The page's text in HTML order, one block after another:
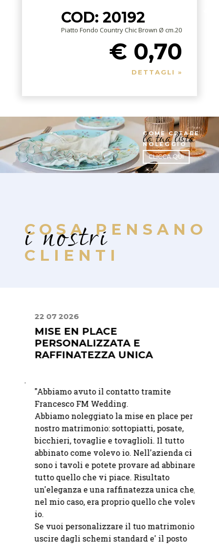
COD: 20192
Piatto Fondo Country Chic Brown Ø cm.20
€ 0,70
DETTAGLI »
COME CREARE
la tua lista
NOLEGGIO
CLICCA QUI
COSA PENSANO
i nostri
CLIENTI
22 07 2026
MISE EN PLACE
PERSONALIZZATA E
RAFFINATEZZA UNICA
"Abbiamo avuto il contatto tramite
Francesco FM Wedding.
Abbiamo noleggiato la mise en place per il
nostro matrimonio: sottopiatti, posate,
bicchieri, tovaglie e tovaglioli. Il tutto
abbinato come volevo io. Nell'azienda ci
sono i tavoli e potete provare ad abbinare
tutto quello che vi piace. Risultato
un'eleganza e una raffinatezza unica che,
nel mio caso, era proprio quello che volevo
Se vuoi personalizzare il tuo matrimonio e
uscire dagli schemi standard e' il posto